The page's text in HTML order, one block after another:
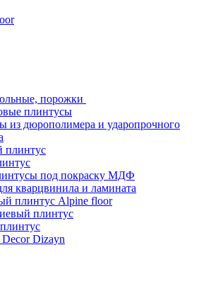
порожки
плинтусы
из дюрополимера и ударопрочного
плинтус
под покраску МДФ
кварцвинила и ламината
плинтус Alpine floor
плинтус
Dizayn